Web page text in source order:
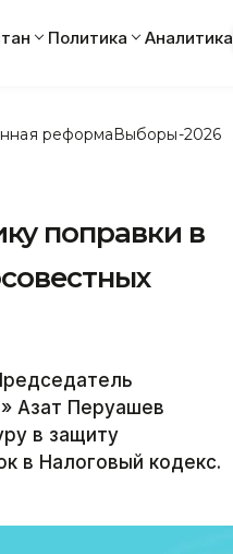
Политика Аналитика
реформаВыборы-2026
поправки в
Азат Перуашев
в защиту
в Налоговый кодекс.